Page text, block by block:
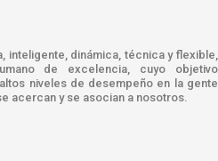
inteligente, dinámica, técnica y flexible,
de excelencia, cuyo objetivo
niveles de desempeño en la gente
acercan y se asocian a nosotros.